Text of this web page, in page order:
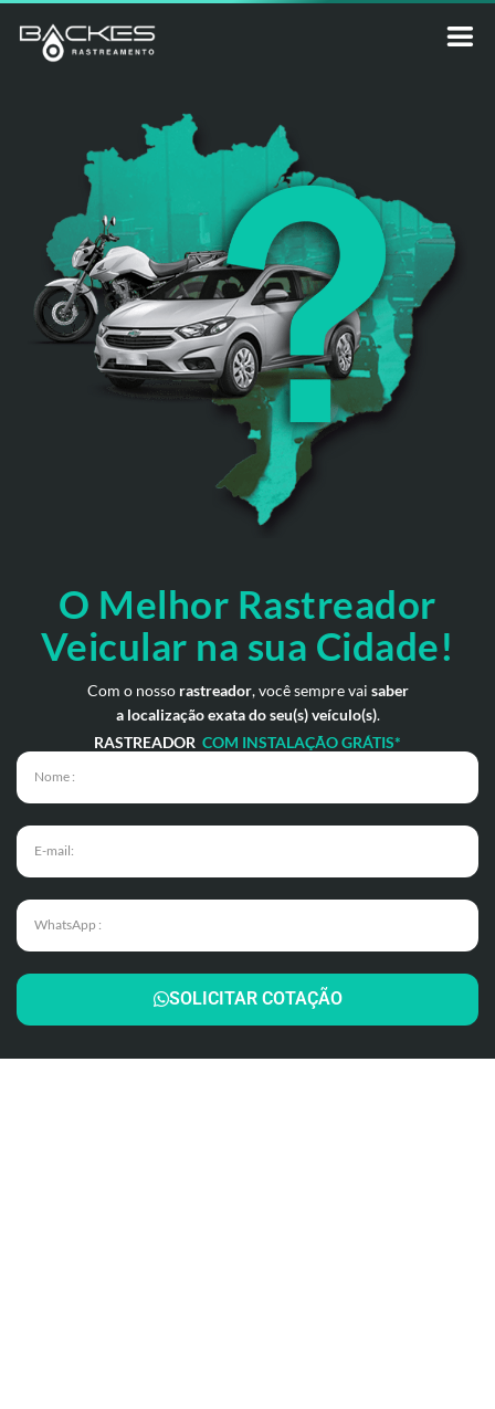
O Melhor Rastreador
Veicular na sua Cidade!
Com o nosso rastreador, você sempre vai saber
a localização exata do seu(s) veículo(s).
RASTREADOR COM INSTALAÇÃO GRÁTIS*
SOLICITAR COTAÇÃO